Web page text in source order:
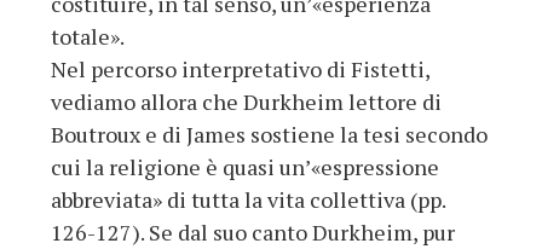
totale».
Nel percorso interpretativo di Fistetti,
vediamo allora che Durkheim lettore di
Boutroux e di James sostiene la tesi secondo
cui la religione è quasi un’«espressione
abbreviata» di tutta la vita collettiva (pp.
126-127). Se dal suo canto Durkheim, pur